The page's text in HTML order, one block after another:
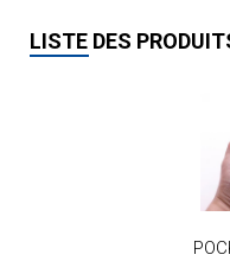
LISTE DES